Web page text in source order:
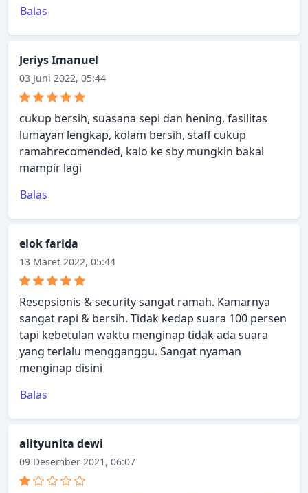
Balas
Jeriys Imanuel
03 Juni 2022, 05:44
cukup bersih, suasana sepi dan hening, fasilitas
lumayan lengkap, kolam bersih, staff cukup
ramahrecomended, kalo ke sby mungkin bakal
mampir lagi
Balas
elok farida
13 Maret 2022, 05:44
Resepsionis & security sangat ramah. Kamarnya
sangat rapi & bersih. Tidak kedap suara 100 persen
tapi kebetulan waktu menginap tidak ada suara
yang terlalu mengganggu. Sangat nyaman
menginap disini
Balas
alityunita dewi
09 Desember 2021, 06:07